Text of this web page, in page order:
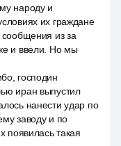
народу и
их граждане
сообщения из за
и ввели. Но мы
господин
иран выпустил
нанести удар по
заводу и по
появилась такая